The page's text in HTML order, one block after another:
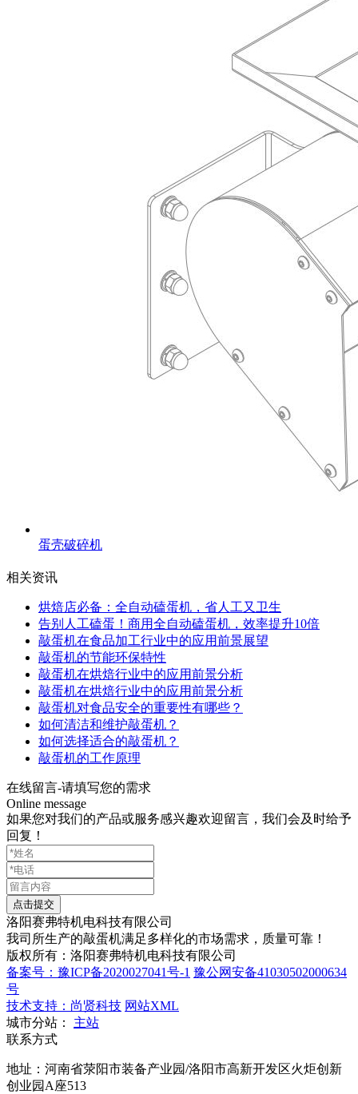
蛋壳破碎机
相关资讯
烘焙店必备：全自动磕蛋机，省人工又卫生
告别人工磕蛋！商用全自动磕蛋机，效率提升10倍
敲蛋机在食品加工行业中的应用前景展望
敲蛋机的节能环保特性
敲蛋机在烘焙行业中的应用前景分析
敲蛋机在烘焙行业中的应用前景分析
敲蛋机对食品安全的重要性有哪些？
如何清洁和维护敲蛋机？
如何选择适合的敲蛋机？
敲蛋机的工作原理
在线留言-请填写您的需求
Online message
如果您对我们的产品或服务感兴趣欢迎留言，我们会及时给予
回复！
洛阳赛弗特机电科技有限公司
我司所生产的敲蛋机满足多样化的市场需求，质量可靠！
版权所有：洛阳赛弗特机电科技有限公司
备案号：豫ICP备2020027041号-1 豫公网安备41030502000634
号
技术支持：尚贤科技 网站XML
城市分站：
主站
联系方式
地址：河南省荥阳市装备产业园/洛阳市高新开发区火炬创新
创业园A座513